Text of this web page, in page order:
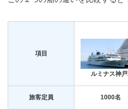
項目
ルミナス神
旅客定員 1000名